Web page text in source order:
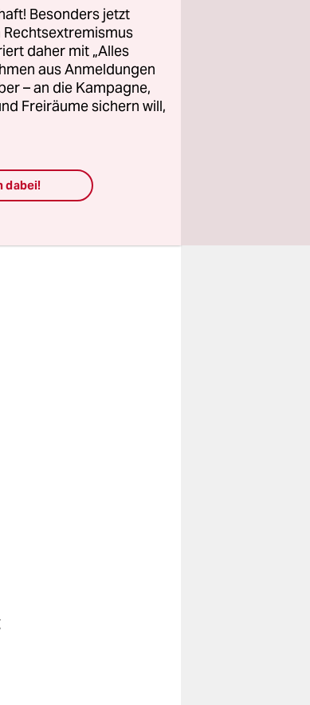
sei
Besonders jetzt
daher mit „Alles
aus Anmeldungen
– an die Kampagne,
Freiräume sichern will,
dabei!